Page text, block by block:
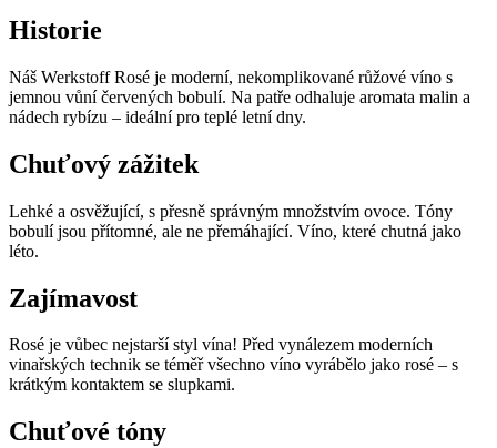
Historie
Náš Werkstoff Rosé je moderní, nekomplikované růžové víno s
jemnou vůní červených bobulí. Na patře odhaluje aromata malin a
nádech rybízu – ideální pro teplé letní dny.
Chuťový zážitek
Lehké a osvěžující, s přesně správným množstvím ovoce. Tóny
bobulí jsou přítomné, ale ne přemáhající. Víno, které chutná jako
léto.
Zajímavost
Rosé je vůbec nejstarší styl vína! Před vynálezem moderních
vinařských technik se téměř všechno víno vyrábělo jako rosé – s
krátkým kontaktem se slupkami.
Chuťové tóny